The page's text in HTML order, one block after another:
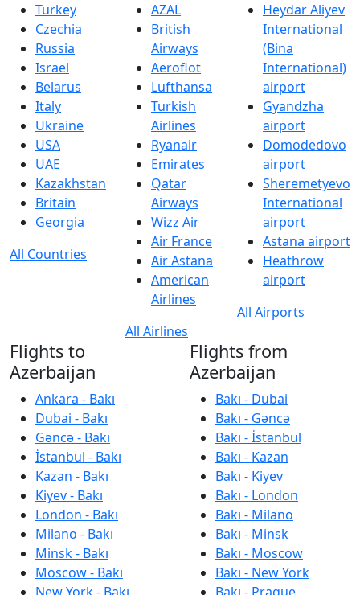
Turkey
Czechia
Russia
Israel
Belarus
Italy
Ukraine
USA
UAE
Kazakhstan
Britain
Georgia
All Countries
AZAL
British
Airways
Aeroflot
Lufthansa
Turkish
Airlines
Ryanair
Emirates
Qatar
Airways
Wizz Air
Air France
Air Astana
American
Airlines
All Airlines
Heydar Aliyev
International
(Bina
International)
airport
Gyandzha
airport
Domodedovo
airport
Sheremetyevo
International
airport
Astana airport
Heathrow
airport
All Airports
Flights to
Azerbaijan
Ankara - Bakı
Dubai - Bakı
Gəncə - Bakı
İstanbul - Bakı
Kazan - Bakı
Kiyev - Bakı
London - Bakı
Milano - Bakı
Minsk - Bakı
Moscow - Bakı
Flights from
Azerbaijan
Bakı - Dubai
Bakı - Gəncə
Bakı - İstanbul
Bakı - Kazan
Bakı - Kiyev
Bakı - London
Bakı - Milano
Bakı - Minsk
Bakı - Moscow
Bakı - New York